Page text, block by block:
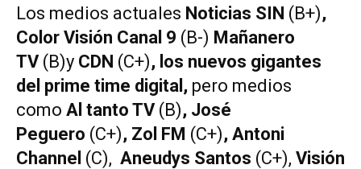
Los medios actuales Noticias SIN (B+),
Color Visión Canal 9 (B-) Mañanero
TV (B)y CDN (C+), los nuevos gigantes
del prime time digital, pero medios
como Al tanto TV (B), José
Peguero (C+), Zol FM (C+), Antoni
Channel (C), Aneudys Santos (C+), Visión